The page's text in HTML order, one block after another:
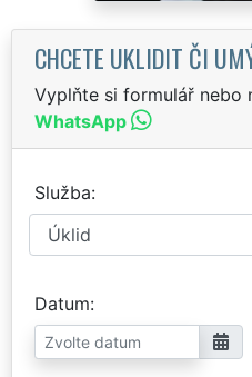
CHCETE UKLIDIT ČI
Vyplňte si formulář nebo
WhatsApp
Služba
Datum